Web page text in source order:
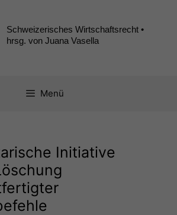
Schweizerisches Wirtschaftsrecht •
hrsg. von Juana Vasella
Menü
Initiative